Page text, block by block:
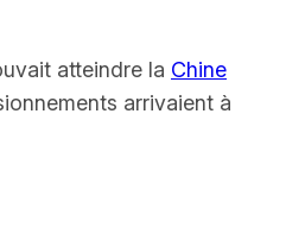
atteindre la Chine
arrivaient à